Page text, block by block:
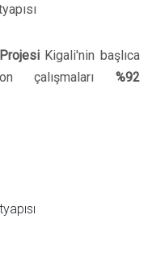
Kigali'nin başlıca
çalışmaları %92